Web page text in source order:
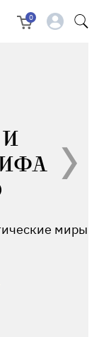
0
миры